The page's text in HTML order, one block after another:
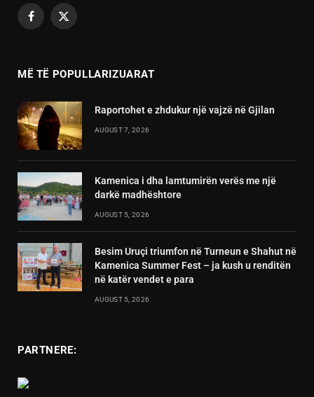
Facebook
X
MË TË POPULLARIZUARAT
Raportohet e zhdukur një vajzë në Gjilan
AUGUST 7, 2026
Kamenica i dha lamtumirën verës me një
darkë madhështore
AUGUST 5, 2026
Besim Uruçi triumfon në Turneun e Shahut në
Kamenica Summer Fest – ja kush u renditën
në katër vendet e para
AUGUST 5, 2026
PARTNERE: